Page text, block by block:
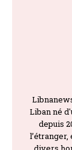
Liban né
depuis